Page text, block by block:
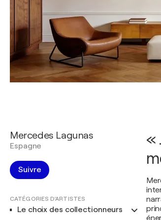
Mercedes Lagunas
Espagne
Suivre
CATÉGORIES D'ARTISTES
Le choix des collectionneurs
«